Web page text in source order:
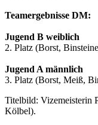
Teamergebnisse DM:
Jugend B weiblich
2. Platz (Borst,
Jugend A männlich
3. Platz (Borst, Meiß,
Titelbild: Vizemeisterin
Kölbel).